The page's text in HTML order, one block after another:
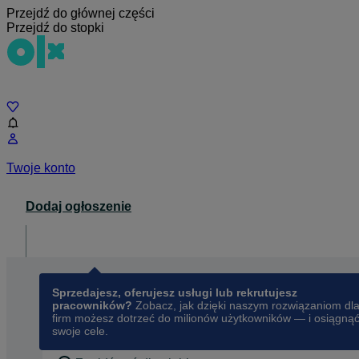
Przejdź do głównej części
Przejdź do stopki
Twoje konto
Dodaj ogłoszenie
Sprzedajesz, oferujesz usługi lub rekrutujesz
pracowników? Zobacz, jak dzięki naszym rozwiązaniom dla
firm możesz dotrzeć do milionów użytkowników — i osiągnąć
swoje cele.